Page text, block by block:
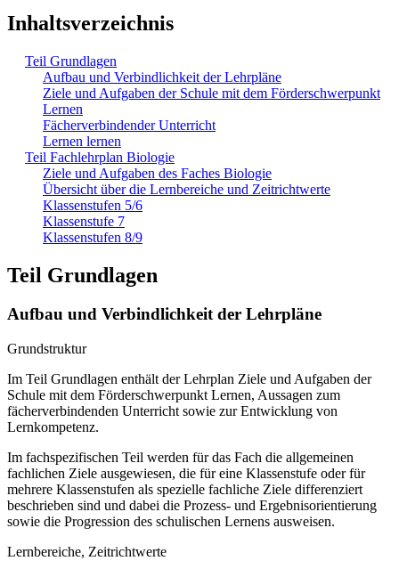
Inhaltsverzeichnis
Teil Grundlagen
Aufbau und Verbindlichkeit der Lehrpläne
Ziele und Aufgaben der Schule mit dem Förderschwerpunkt
Lernen
Fächerverbindender Unterricht
Lernen lernen
Teil Fachlehrplan Biologie
Ziele und Aufgaben des Faches Biologie
Übersicht über die Lernbereiche und Zeitrichtwerte
Klassenstufen 5/6
Klassenstufe 7
Klassenstufen 8/9
Teil Grundlagen
Aufbau und Verbindlichkeit der Lehrpläne
Grundstruktur
Im Teil Grundlagen enthält der Lehrplan Ziele und Aufgaben der
Schule mit dem Förderschwerpunkt Lernen, Aussagen zum
fächerverbindenden Unterricht sowie zur Entwicklung von
Lernkompetenz.
Im fachspezifischen Teil werden für das Fach die allgemeinen
fachlichen Ziele ausgewiesen, die für eine Klassenstufe oder für
mehrere Klassenstufen als spezielle fachliche Ziele differenziert
beschrieben sind und dabei die Prozess- und Ergebnisorientierung
sowie die Progression des schulischen Lernens ausweisen.
Lernbereiche, Zeitrichtwerte